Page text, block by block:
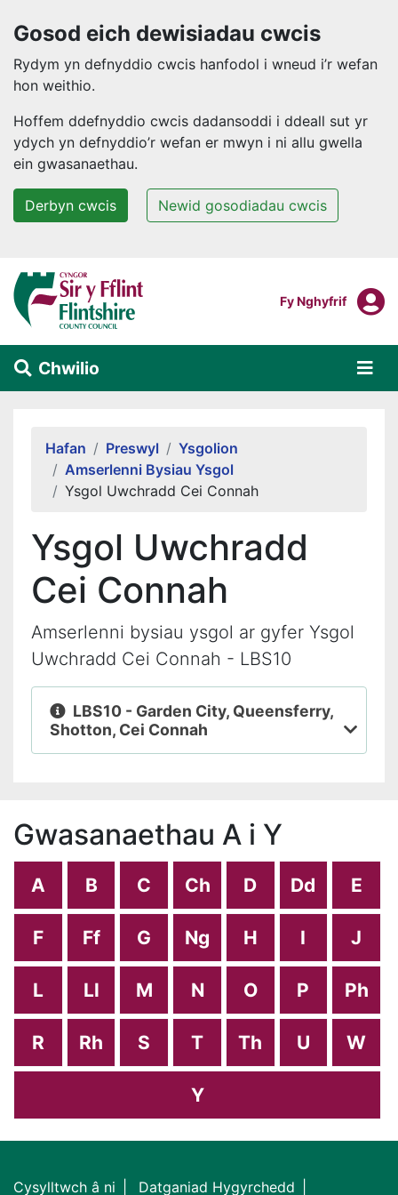
Gosod eich dewisiadau cwcis
Rydym yn defnyddio cwcis hanfodol i wneud i’r wefan
hon weithio.
Hoffem ddefnyddio cwcis dadansoddi i ddeall sut yr
ydych yn defnyddio’r wefan er mwyn i ni allu gwella
ein gwasanaethau.
Derbyn cwcis Newid gosodiadau cwcis
Neidio i'r prif gynnwys
Mewngofnodi I
Fy Nghyfrif
Chwilio
Hafan Preswyl
Ysgolion
Amserlenni Bysiau Ysgol
Ysgol Uwchradd Cei Connah
Ysgol Uwchradd
Cei Connah
Amserlenni bysiau ysgol ar gyfer Ysgol
Uwchradd Cei Connah - LBS10
LBS10 - Garden City, Queensferry,
Shotton, Cei Connah
Gwasanaethau A i Y
A B C Ch D Dd E
F Ff G Ng H I J
L Ll M N O P Ph
R Rh S T Th U W
Y
Cysylltwch â ni Datganiad Hygyrchedd